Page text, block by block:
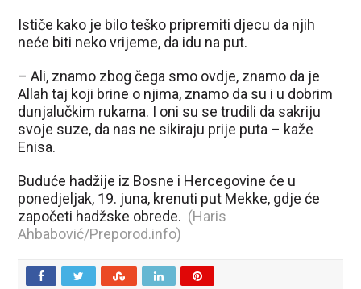
Ističe kako je bilo teško pripremiti djecu da njih
neće biti neko vrijeme, da idu na put.
– Ali, znamo zbog čega smo ovdje, znamo da je
Allah taj koji brine o njima, znamo da su i u dobrim
dunjalučkim rukama. I oni su se trudili da sakriju
svoje suze, da nas ne sikiraju prije puta – kaže
Enisa.
Buduće hadžije iz Bosne i Hercegovine će u
ponedjeljak, 19. juna, krenuti put Mekke, gdje će
započeti hadžske obrede. (Haris
Ahbabović/Preporod.info)